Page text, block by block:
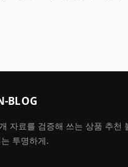
BLOG
자료를 검증해 쓰는 상품 추천
투명하게.